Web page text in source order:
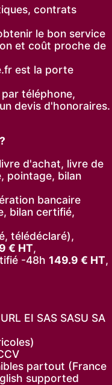
contrats
le bon service
et coût proche de
est la porte
téléphone,
devis d'honoraires.
d'achat, livre de
pointage, bilan
bancaire
bilan certifié,
télédéclaré),
€ HT,
-48h 149.9 € HT,
EI SAS SASU SA
partout (France
supported